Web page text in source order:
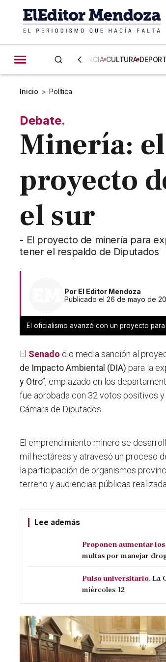
CIENCIA CULTURA
Inicio > Política
Debate.
Minería:
proyecto
el sur
- El proyecto de minería para
tener el respaldo de Diputados
Por El Editor Mendoza
Publicado el 26 de mayo de
El oficialismo avanzó con un proyecto
El Senado dio media sanción al
de Impacto Ambiental (DIA) para la
y Otro”, emplazado en los
fue aprobada con 32 votos positivos
Cámara de Diputados.
El emprendimiento minero se
mil hectáreas y atravesó un proceso
la participación de organismos
terreno y audiencias públicas
Lee además
Proponen aumentar
multas por manejar
Pulso universitario. La
miércoles 12